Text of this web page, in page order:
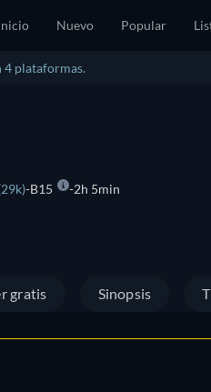
Nuevo Popular
plataformas.
B15 2h 5min
gratis Sinopsis